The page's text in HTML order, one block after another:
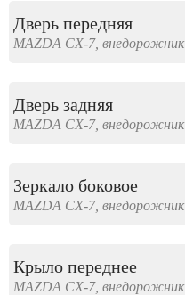
Дверь передняя
MAZDA CX-7, внедорожник
Дверь задняя
MAZDA CX-7, внедорожник
Зеркало боковое
MAZDA CX-7, внедорожник
Крыло переднее
MAZDA CX-7, внедорожник